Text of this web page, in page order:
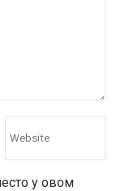
у овом